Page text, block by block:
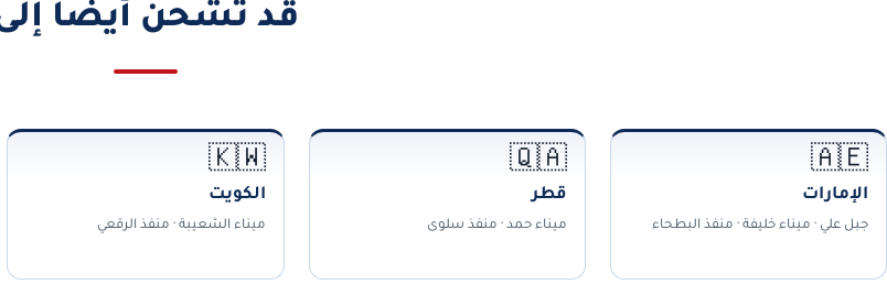
قد تشحن أيضاً
🇦🇪
الإمارات
جبل علي · ميناء خليفة · منفذ البطحاء
🇶🇦
قطر
ميناء حمد · منفذ سلوى
🇰🇼
الكويت
ميناء الشعيبة · منفذ الرقعي